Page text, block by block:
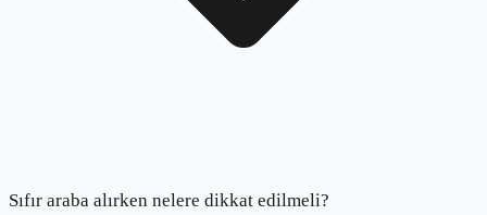
Sıfır araba alırken nelere dikkat edilmeli?